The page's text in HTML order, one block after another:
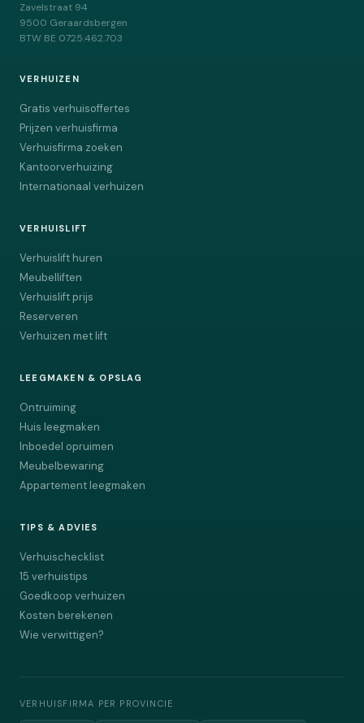
Zavelstraat 94
9500 Geraardsbergen
BTW BE 0725.462.703
VERHUIZEN
Gratis verhuisoffertes
Prijzen verhuisfirma
Verhuisfirma zoeken
Kantoorverhuizing
Internationaal verhuizen
VERHUISLIFT
Verhuislift huren
Meubelliften
Verhuislift prijs
Reserveren
Verhuizen met lift
LEEGMAKEN & OPSLAG
Ontruiming
Huis leegmaken
Inboedel opruimen
Meubelbewaring
Appartement leegmaken
TIPS & ADVIES
Verhuischecklist
15 verhuistips
Goedkoop verhuizen
Kosten berekenen
Wie verwittigen?
VERHUISFIRMA PER PROVINCIE